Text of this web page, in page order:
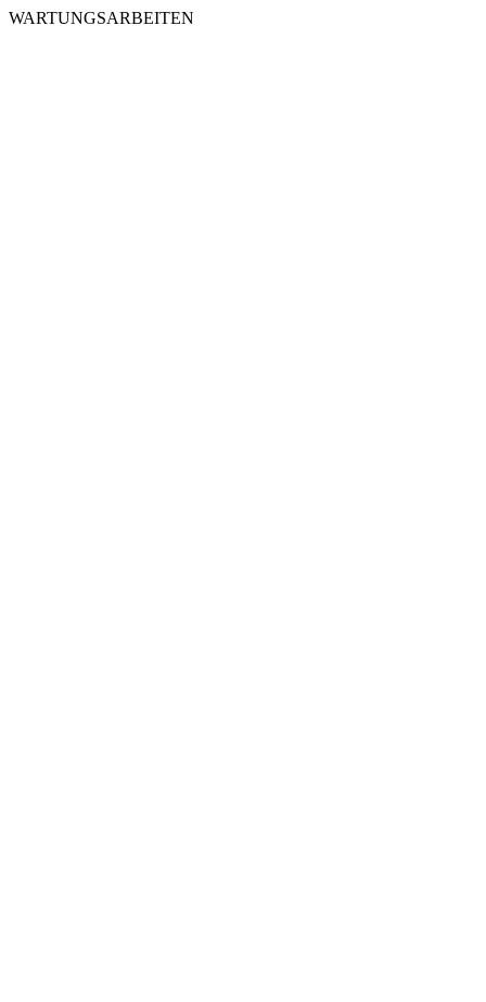
WARTUNGSARBEITEN